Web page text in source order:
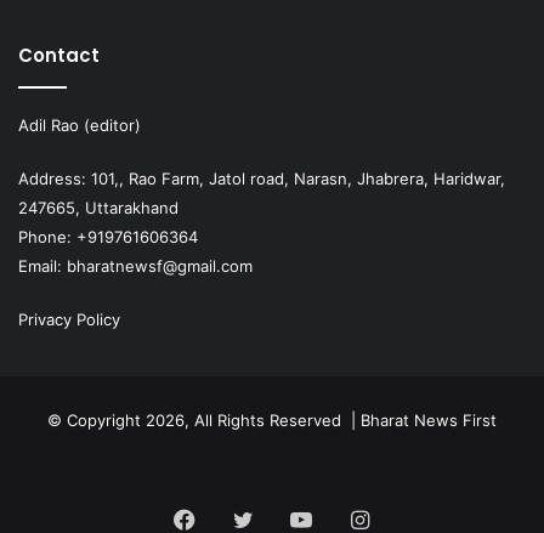
Contact
Adil Rao (editor)
Address: 101,, Rao Farm, Jatol road, Narasn, Jhabrera, Haridwar,
247665, Uttarakhand
Phone: +919761606364
Email: bharatnewsf@gmail.com
Privacy Policy
© Copyright 2026, All Rights Reserved | Bharat News First
Facebook
Twitter YouTubeInstagram